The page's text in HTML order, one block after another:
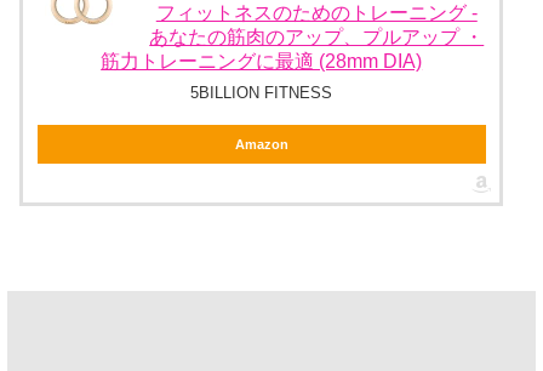
フィットネスのためのトレーニング -
あなたの筋肉のアップ、プルアップ ・
筋力トレーニングに最適 (28mm DIA)
5BILLION FITNESS
Amazon